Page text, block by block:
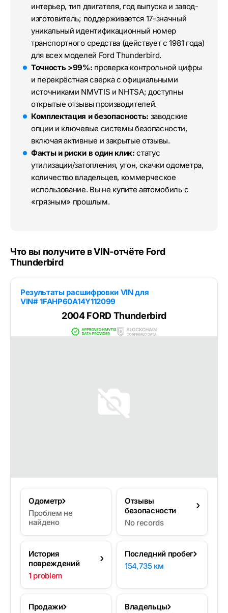
интерьер, тип двигателя, год выпуска и завод-
изготовитель; поддерживается 17-значный
уникальный идентификационный номер
транспортного средства (действует с 1981 года)
для всех моделей Ford Thunderbird.
Точность >99%: проверка контрольной цифры
и перекрёстная сверка с официальными
источниками NMVTIS и NHTSA; доступны
открытые отзывы производителей.
Комплектация и безопасность: заводские
опции и ключевые системы безопасности,
включая активные и закрытые отзывы.
Факты и риски в один клик: статус
утилизации/затопления, угон, скачки одометра,
количество владельцев, коммерческое
использование. Вы не купите автомобиль с
«грязным» прошлым.
Что вы получите в VIN-отчёте Ford
Thunderbird
Результаты расшифровки VIN для
VIN# 1FAHP60A14Y112099
2004 FORD Thunderbird
Одометр
Проблем не
найдено
Отзывы
безопасности
No records
История
повреждений
1 problem
Последний пробег
154,735 км
Продажи
Владельцы